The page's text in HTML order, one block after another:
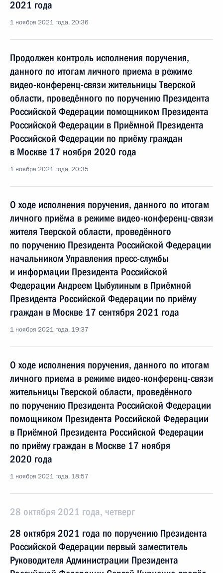
2021 года
1 ноября 2021 года, 20:36
Продолжен контроль исполнения поручения,
данного по итогам личного приема в режиме
видео-конференц-связи жительницы Тверской
области, проведённого по поручению Президента
Российской Федерации помощником Президента
Российской Федерации в Приёмной Президента
Российской Федерации по приёму граждан
в Москве 17 ноября 2020 года
1 ноября 2021 года, 20:35
О ходе исполнения поручения, данного по итогам
личного приёма в режиме видео-конференц-связи
жителя Тверской области, проведённого
по поручению Президента Российской Федерации
начальником Управления пресс-службы
и информации Президента Российской
Федерации Андреем Цыбулиным в Приёмной
Президента Российской Федерации по приёму
граждан в Москве 17 сентября 2021 года
1 ноября 2021 года, 19:37
О ходе исполнения поручения, данного по итогам
личного приема в режиме видео-конференц-связи
жительницы Тверской области, проведённого
по поручению Президента Российской Федерации
помощником Президента Российской Федерации
в Приёмной Президента Российской Федерации
по приёму граждан в Москве 17 ноября
2020 года
1 ноября 2021 года, 18:57
28 октября 2021 года, четверг
28 октября 2021 года по поручению Президента
Российской Федерации первый заместитель
Руководителя Администрации Президента